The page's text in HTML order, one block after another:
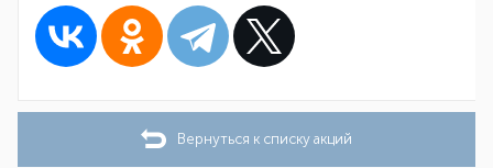
Вернуться к списку акций